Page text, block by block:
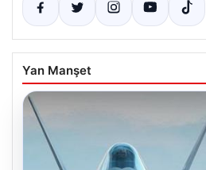
Yan Manşet